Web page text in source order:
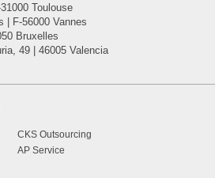
Toulouse
| F-56000 Vannes
Bruxelles
49 | 46005 Valencia
CKS Outsourcing
AP Service